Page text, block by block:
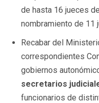
de hasta 16 jueces
nombramiento de 11
Recabar del
correspondientes
gobiernos
secretarios
funcionarios de